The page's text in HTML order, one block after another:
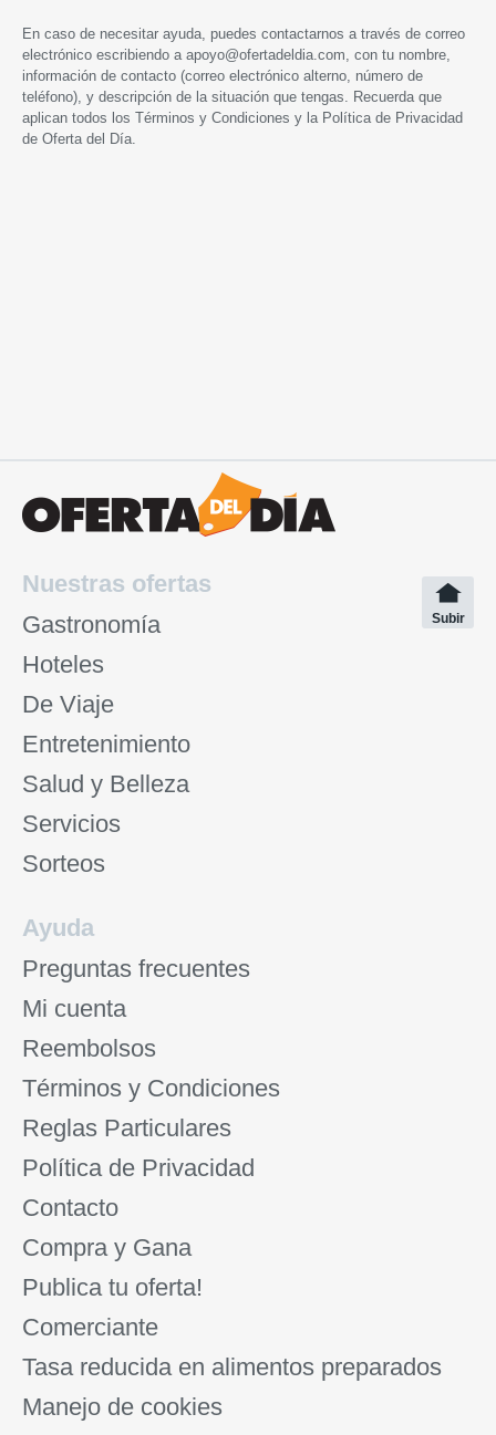
En caso de necesitar ayuda, puedes contactarnos a través de correo
electrónico escribiendo a apoyo@ofertadeldia.com , con tu nombre,
información de contacto (correo electrónico alterno, número de
teléfono), y descripción de la situación que tengas. Recuerda que
aplican todos los Términos y Condiciones y la Política de Privacidad
de Oferta del Día.
Nuestras ofertas
Gastronomía
Hoteles
De Viaje
Entretenimiento
Salud y Belleza
Servicios
Sorteos
Subir
Ayuda
Preguntas frecuentes
Mi cuenta
Reembolsos
Términos y Condiciones
Reglas Particulares
Política de Privacidad
Contacto
Compra y Gana
Publica tu oferta!
Comerciante
Tasa reducida en alimentos preparados
Manejo de cookies